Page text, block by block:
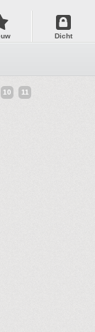
Dicht
10 11